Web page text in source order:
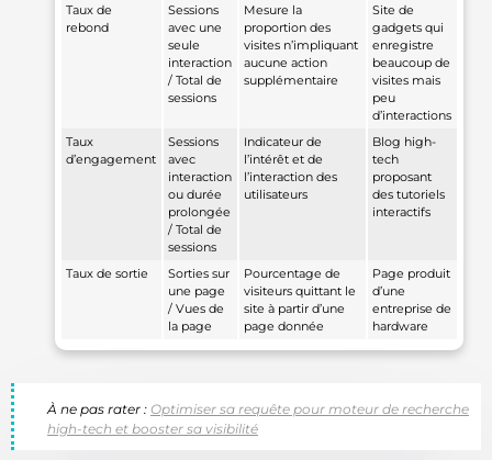
Taux de
rebond
Sessions
avec une
seule
interaction
/ Total de
sessions
Mesure la
proportion des
visites n’impliquant
aucune action
supplémentaire
Site de
gadgets qui
enregistre
beaucoup de
visites mais
peu
d’interactions
Taux
d’engagement
Sessions
avec
interaction
ou durée
prolongée
/ Total de
sessions
Indicateur de
l’intérêt et de
l’interaction des
utilisateurs
Blog high-
tech
proposant
des tutoriels
interactifs
Taux de sortie
Sorties sur
une page
/ Vues de
la page
Pourcentage de
visiteurs quittant le
site à partir d’une
page donnée
Page produit
d’une
entreprise de
hardware
À ne pas rater : Optimiser sa requête pour moteur de recherche
high-tech et booster sa visibilité